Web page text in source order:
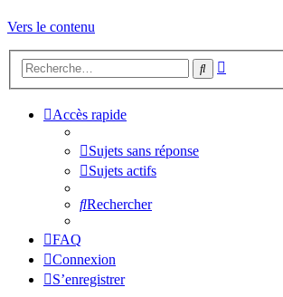
Vers le contenu
Rechercher
Accès rapide
Sujets sans réponse
Sujets actifs
Rechercher
FAQ
Connexion
S’enregistrer